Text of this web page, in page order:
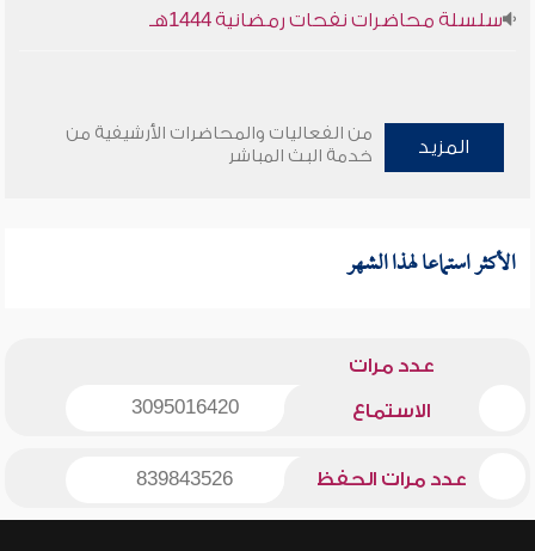
سلسلة محاضرات نفحات رمضانية 1444هـ
المزيد
من الفعاليات والمحاضرات الأرشيفية من
خدمة البث المباشر
الأكثر استماعا لهذا الشهر
عدد مرات
الاستماع 3095016420
عدد مرات الحفظ 839843526